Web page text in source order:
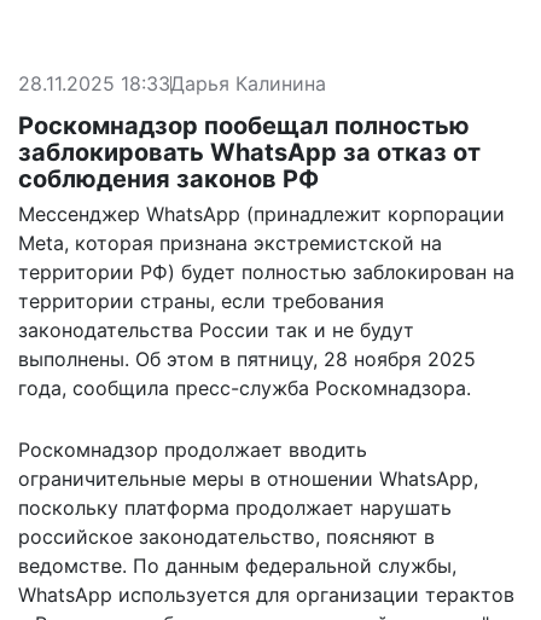
28.11.2025 18:33Дарья Калинина
Роскомнадзор пообещал полностью
заблокировать WhatsApp за отказ от
соблюдения законов РФ
Мессенджер WhatsApp (принадлежит корпорации
Meta, которая признана экстремистской на
территории РФ) будет полностью заблокирован на
территории страны, если требования
законодательства России так и не будут
выполнены. Об этом в пятницу, 28 ноября 2025
года, сообщила пресс-служба Роскомнадзора.
Роскомнадзор продолжает вводить
ограничительные меры в отношении WhatsApp,
поскольку платформа продолжает нарушать
российское законодательство, поясняют в
ведомстве. По данным федеральной службы,
WhatsApp используется для организации терактов